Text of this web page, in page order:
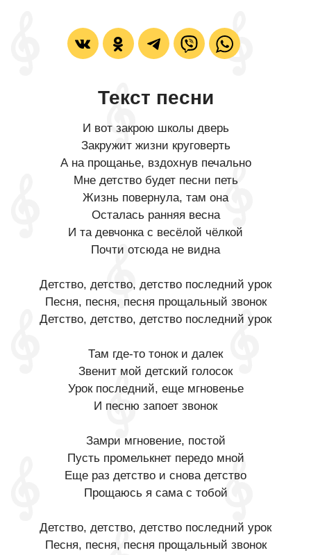
Текст песни
И вот закрою школы дверь
Закружит жизни круговерть
А на прощанье, вздохнув печально
Мне детство будет песни петь
Жизнь повернула, там она
Осталась ранняя весна
И та девчонка с весёлой чёлкой
Почти отсюда не видна
Детство, детство, детство последний урок
Песня, песня, песня прощальный звонок
Детство, детство, детство последний урок
Там где-то тонок и далек
Звенит мой детский голосок
Урок последний, еще мгновенье
И песню запоет звонок
Замри мгновение, постой
Пусть промелькнет передо мной
Еще раз детство и снова детство
Прощаюсь я сама с тобой
Детство, детство, детство последний урок
Песня, песня, песня прощальный звонок